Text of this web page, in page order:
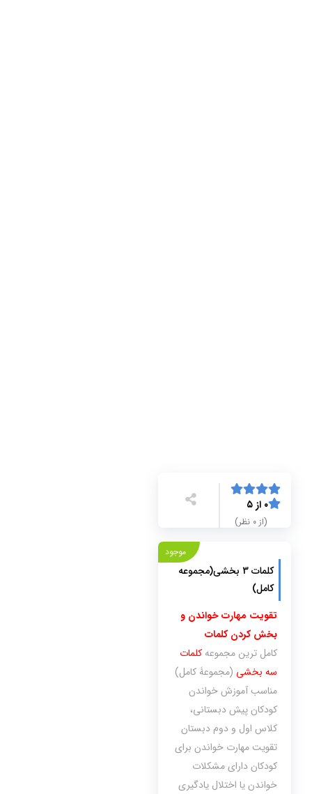
۰ از ۵
(از ۰ نظر)
کلمات 3 بخشی(مجموعه
کامل)
موجود
تقویت مهارت خواندن و
بخش کردن کلمات
کامل ترین مجموعه کلمات
سه بخشی (مجموعۀ کامل)
مناسب آموزش خواندن
کودکان پیش دبستانی،
کلاس اول و دوم دبستان
تقویت مهارت خواندن برای
کودکان دارای مشکلات
خواندن یا اختلال یادگیری